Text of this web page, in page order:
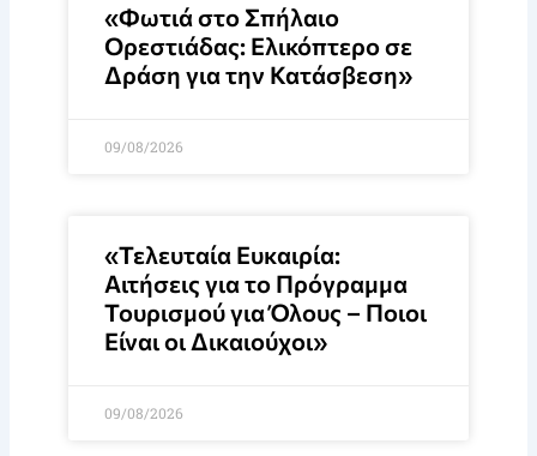
«Φωτιά στο Σπήλαιο
Ορεστιάδας: Ελικόπτερο σε
Δράση για την Κατάσβεση»
09/08/2026
«Τελευταία Ευκαιρία:
Αιτήσεις για το Πρόγραμμα
Τουρισμού για Όλους – Ποιοι
Είναι οι Δικαιούχοι»
09/08/2026